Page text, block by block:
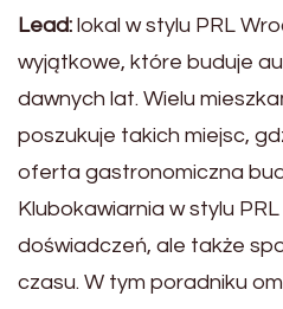
Lead: lokal w stylu PRL
wyjątkowe, które buduje
dawnych lat. Wielu
poszukuje takich miejsc,
oferta gastronomiczna
Klubokawiarnia w stylu
doświadczeń, ale także
czasu. W tym poradniku